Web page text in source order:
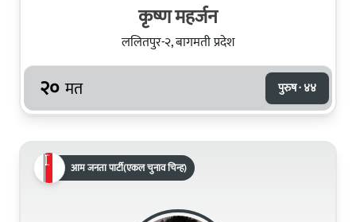
कृष्ण महर्जन
ललितपुर-२, बागमती प्रदेश
२० मत पुरुष · ४४
आम जनता पार्टी(एकल चुनाव चिन्ह)